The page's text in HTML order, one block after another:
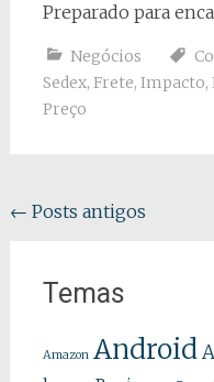
Preparado para
Negócios
Sedex, Frete, Impacto,
Preço
Navegação
posts
← Posts antigos
Temas
Amazon Android